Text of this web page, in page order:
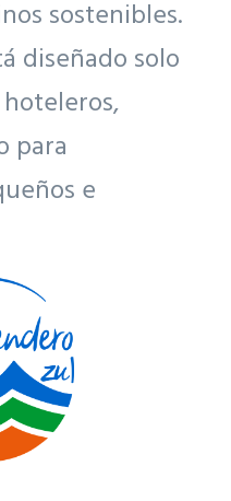
sostenibles.
diseñado solo
para
e